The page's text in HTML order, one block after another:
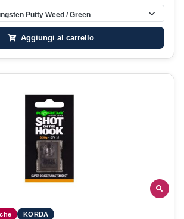
Putty Weed / Green
Aggiungi al carrello
KORDA